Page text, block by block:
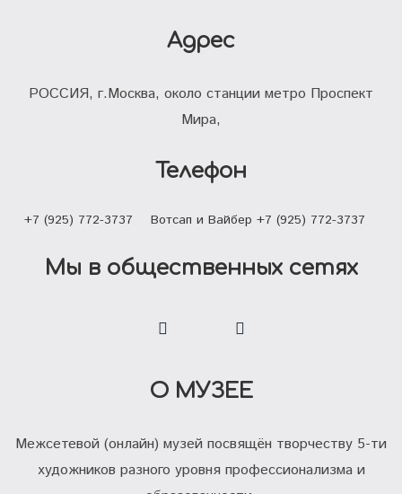
О МУЗЕЕ
Межсетевой (онлайн) музей посвящён творчеству 5-ти
художников разного уровня профессионализма и
Адрес
РОССИЯ, г.Москва, около станции метро Проспект
Мира,
Телефон
+7 (925) 772-3737 Вотсап и Вайбер +7 (925) 772-3737
Мы в общественных сетях